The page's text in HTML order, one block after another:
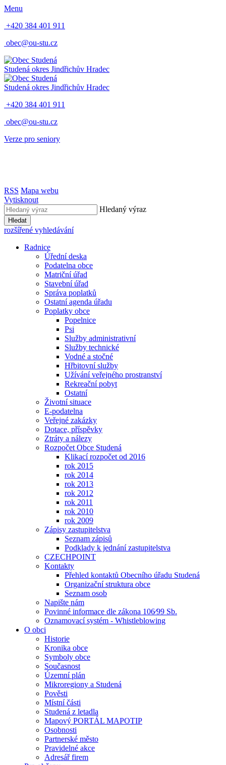
Menu
+420 384 401 911
obec@ou-stu.cz
Studená okres Jindřichův Hradec
Studená okres Jindřichův Hradec
+420 384 401 911
obec@ou-stu.cz
Verze pro seniory
RSS Mapa webu
Vytisknout
Hledaný výraz
Hledat
rozšířené vyhledávání
Radnice
Úřední deska
Podatelna obce
Matriční úřad
Stavební úřad
Správa poplatků
Ostatní agenda úřadu
Poplatky obce
Popelnice
Psi
Služby administrativní
Služby technické
Vodné a stočné
Hřbitovní služby
Užívání veřejného prostranství
Rekreační pobyt
Ostatní
Životní situace
E-podatelna
Veřejné zakázky
Dotace, příspěvky
Ztráty a nálezy
Rozpočet Obce Studená
Klikací rozpočet od 2016
rok 2015
rok 2014
rok 2013
rok 2012
rok 2011
rok 2010
rok 2009
Zápisy zastupitelstva
Seznam zápisů
Podklady k jednání zastupitelstva
CZECHPOINT
Kontakty
Přehled kontaktů Obecního úřadu Studená
Organizační struktura obce
Seznam osob
Napište nám
Povinné informace dle zákona 106⁄99 Sb.
Oznamovací systém - Whistleblowing
O obci
Historie
Kronika obce
Symboly obce
Současnost
Územní plán
Mikroregiony a Studená
Pověsti
Místní části
Studená z letadla
Mapový PORTÁL MAPOTIP
Osobnosti
Partnerské město
Pravidelné akce
Adresář firem